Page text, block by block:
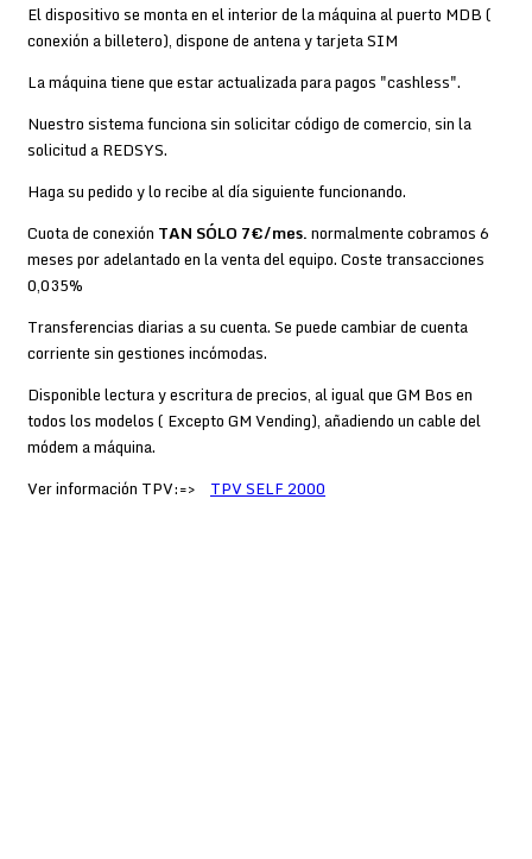
El dispositivo se monta en el interior de la máquina al puerto MDB (
conexión a billetero), dispone de antena y tarjeta SIM
La máquina tiene que estar actualizada para pagos "cashless".
Nuestro sistema funciona sin solicitar código de comercio, sin la
solicitud a REDSYS.
Haga su pedido y lo recibe al día siguiente funcionando.
Cuota de conexión TAN SÓLO 7€/mes.normalmente cobramos 6
meses por adelantado en la venta del equipo. Coste transacciones
0,035%
Transferencias diarias a su cuenta. Se puede cambiar de cuenta
corriente sin gestiones incómodas.
Disponible lectura y escritura de precios, al igual que GM Bos en
todos los modelos ( Excepto GM Vending), añadiendo un cable del
módem a máquina.
Ver información TPV:=> TPV SELF 2000